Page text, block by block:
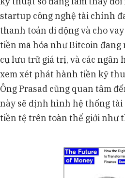
startup công nghệ tài chính
thanh toán di động và cho
tiền mã hóa như Bitcoin đang
cụ lưu trữ giá trị, và các ngân
xem xét phát hành tiền kỹ
Ông Prasad cũng quan tâm
này sẽ định hình hệ thống
tiền tệ trên toàn thế giới như